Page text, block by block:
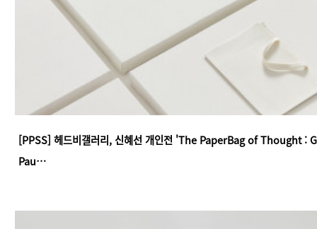
[PPSS] 헤드비갤러리, 신혜선 개인전 'The PaperBag of Thought :
Pau…